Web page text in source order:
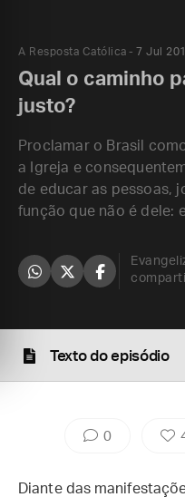
A Resposta Católica 7 Jul
Qual o caminho
justo?
Proclamar o Brasil
a Igreja e
de educar as pessoas,
função que não é dele:
Texto do episódio
0
Diante das